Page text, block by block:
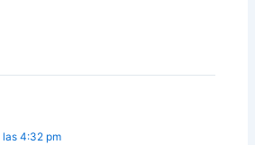
4:32 pm